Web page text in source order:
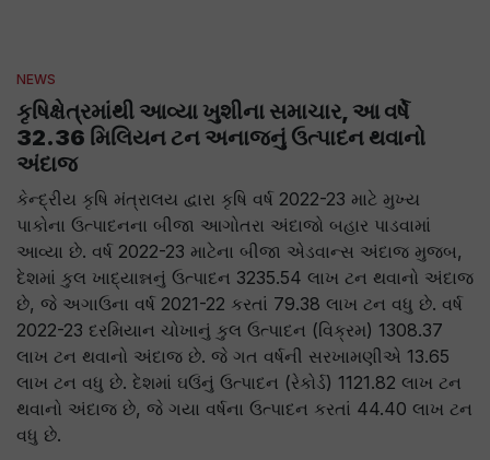
NEWS
કૃષિક્ષેત્રમાંથી આવ્યા ખુશીના સમાચાર, આ વર્ષે
32.36 મિલિયન ટન અનાજનું ઉત્પાદન થવાનો
અંદાજ
કેન્દ્રીય કૃષિ મંત્રાલય દ્વારા કૃષિ વર્ષ 2022-23 માટે મુખ્ય
પાકોના ઉત્પાદનના બીજા આગોતરા અંદાજો બહાર પાડવામાં
આવ્યા છે. વર્ષ 2022-23 માટેના બીજા એડવાન્સ અંદાજ મુજબ,
દેશમાં કુલ ખાદ્યાન્નનું ઉત્પાદન 3235.54 લાખ ટન થવાનો અંદાજ
છે, જે અગાઉના વર્ષ 2021-22 કરતાં 79.38 લાખ ટન વધુ છે. વર્ષ
2022-23 દરમિયાન ચોખાનું કુલ ઉત્પાદન (વિક્રમ) 1308.37
લાખ ટન થવાનો અંદાજ છે. જે ગત વર્ષની સરખામણીએ 13.65
લાખ ટન વધુ છે. દેશમાં ઘઉંનું ઉત્પાદન (રેકોર્ડ) 1121.82 લાખ ટન
થવાનો અંદાજ છે, જે ગયા વર્ષના ઉત્પાદન કરતાં 44.40 લાખ ટન
વધુ છે.